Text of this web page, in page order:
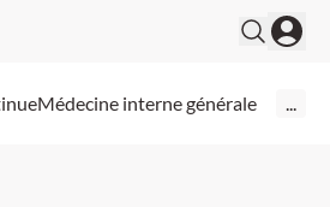
Médecine interne générale ...